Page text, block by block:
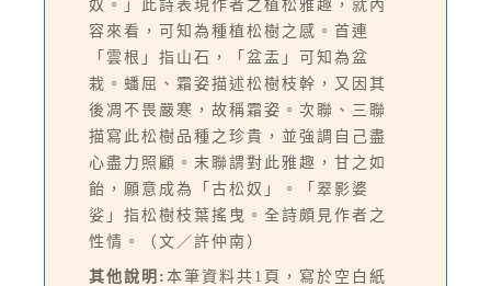
奴。」此詩表現作者之植松雅趣，就內
容來看，可知為種植松樹之感。首連
「雲根」指山石，「盆盂」可知為盆
栽。蟠屈、霜姿描述松樹枝幹，又因其
後凋不畏嚴寒，故稱霜姿。次聯、三聯
描寫此松樹品種之珍貴，並強調自己盡
心盡力照顧。末聯謂對此雅趣，甘之如
飴，願意成為「古松奴」。「翠影婆
娑」指松樹枝葉搖曳。全詩頗見作者之
性情。（文／許仲南）
其他說明: 本筆資料共1頁，寫於空白紙